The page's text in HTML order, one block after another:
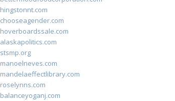
hingstonnt.com
chooseagender.com
hoverboardssale.com
alaskapolitics.com
stsmp.org
manoelneves.com
mandelaeffectlibrary.com
roselynns.com
balanceyoganj.com